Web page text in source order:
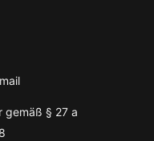
gemäß § 27 a